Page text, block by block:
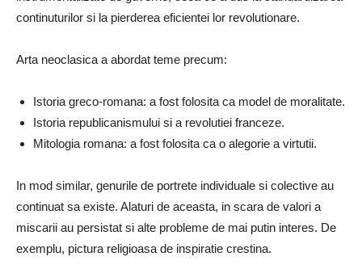
continuturilor si la pierderea eficientei lor revolutionare.
Arta neoclasica a abordat teme precum:
Istoria greco-romana: a fost folosita ca model de moralitate.
Istoria republicanismului si a revolutiei franceze.
Mitologia romana: a fost folosita ca o alegorie a virtutii.
In mod similar, genurile de portrete individuale si colective au
continuat sa existe. Alaturi de aceasta, in scara de valori a
miscarii au persistat si alte probleme de mai putin interes. De
exemplu, pictura religioasa de inspiratie crestina.